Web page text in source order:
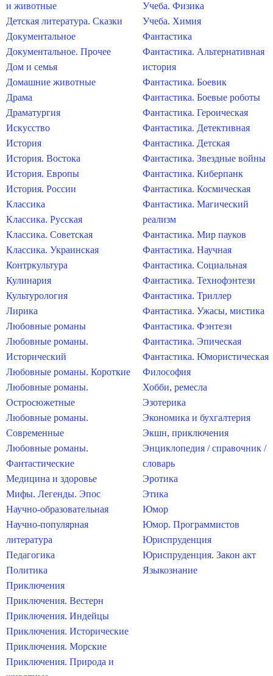
и животные
Детская литература. Сказки
Документальное
Документальное. Прочее
Дом и семья
Домашние животные
Драма
Драматургия
Искусство
История
История. Востока
История. Европы
История. России
Классика
Классика. Русская
Классика. Советская
Классика. Украинская
Контркультура
Кулинария
Культурология
Лирика
Любовные романы
Любовные романы.
Исторический
Любовные романы. Короткие
Любовные романы.
Остросюжетные
Любовные романы.
Современные
Любовные романы.
Фантастические
Медицина и здоровье
Мифы. Легенды. Эпос
Научно-образовательная
Научно-популярная
литература
Педагогика
Политика
Приключения
Приключения. Вестерн
Приключения. Индейцы
Приключения. Исторические
Приключения. Морские
Приключения. Природа и
Учеба. Физика
Учеба. Химия
Фантастика
Фантастика. Альтернативная
история
Фантастика. Боевик
Фантастика. Боевые роботы
Фантастика. Героическая
Фантастика. Детективная
Фантастика. Детская
Фантастика. Звездные войны
Фантастика. Киберпанк
Фантастика. Космическая
Фантастика. Магический
реализм
Фантастика. Мир пауков
Фантастика. Научная
Фантастика. Социальная
Фантастика. Технофэнтези
Фантастика. Триллер
Фантастика. Ужасы, мистика
Фантастика. Фэнтези
Фантастика. Эпическая
Фантастика. Юмористическая
Философия
Хобби, ремесла
Эзотерика
Экономика и бухгалтерия
Экшн, приключения
Энциклопедия / справочник /
словарь
Эротика
Этика
Юмор
Юмор. Программистов
Юриспруденция
Юриспруденция. Закон акт
Языкознание